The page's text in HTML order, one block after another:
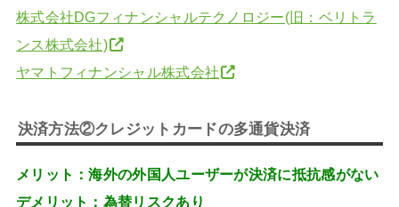
株式会社DGフィナンシャルテクノロジー(旧：ベリトラ
ンス株式会社)
ヤマトフィナンシャル株式会社
決済方法②クレジットカードの多通貨決済
メリット：海外の外国人ユーザーが決済に抵抗感がない
デメリット：為替リスクあり